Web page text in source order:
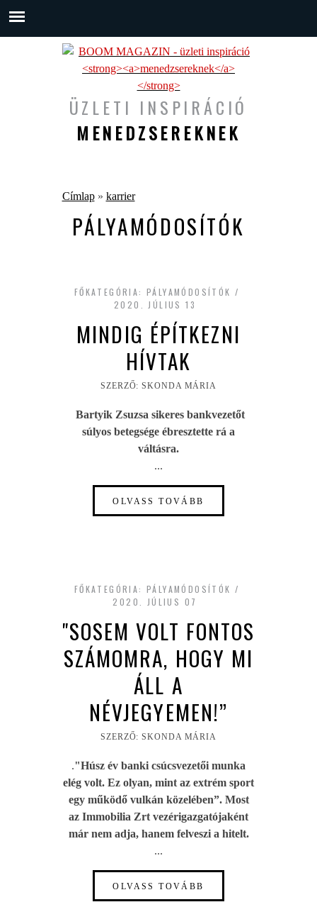
ÜZLETI INSPIRÁCIÓ
MENEDZSEREKNEK
Jelenlegi hely
Címlap » karrier
PÁLYAMÓDOSÍTÓK
FŐKATEGÓRIA:PÁLYAMÓDOSÍTÓK
2020. JÚLIUS 13
MINDIG ÉPÍTKEZNI
HÍVTAK
SZERZŐ: SKONDA MÁRIA
Bartyik Zsuzsa sikeres bankvezetőt
súlyos betegsége ébresztette rá a
váltásra.
...
OLVASS TOVÁBB
FŐKATEGÓRIA:PÁLYAMÓDOSÍTÓK
2020. JÚLIUS 07
"SOSEM VOLT FONTOS
SZÁMOMRA, HOGY MI
ÁLL A
NÉVJEGYEMEN!”
SZERZŐ: SKONDA MÁRIA
."Húsz év banki csúcsvezetői munka
elég volt. Ez olyan, mint az extrém sport
egy működő vulkán közelében”. Most
az Immobilia Zrt vezérigazgatójaként
már nem adja, hanem felveszi a hitelt.
...
OLVASS TOVÁBB